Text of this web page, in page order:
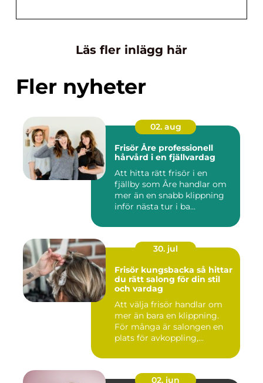
Läs fler inlägg här
Fler nyheter
02. aug
Frisör Åre professionell
hårvård i en fjällvardag
Att hitta rätt frisör i en
fjällby som Åre handlar om
mer än en snabb klippning
inför nästa tur i ba...
30. jul
Frisör kungsbacka så hittar
du rätt salong för din stil
och vardag
Att välja frisör handlar om
mer än bara en klippning.
För många är salongen en
plats för avkoppling,...
02. jun